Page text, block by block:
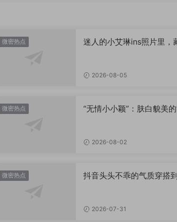
微密热点
迷人的小艾琳ins照片里，
2026-08-05
微密热点
“无情小小颖”：肤白貌美的
2026-08-02
微密热点
抖音头头不乖的气质穿搭
2026-07-31